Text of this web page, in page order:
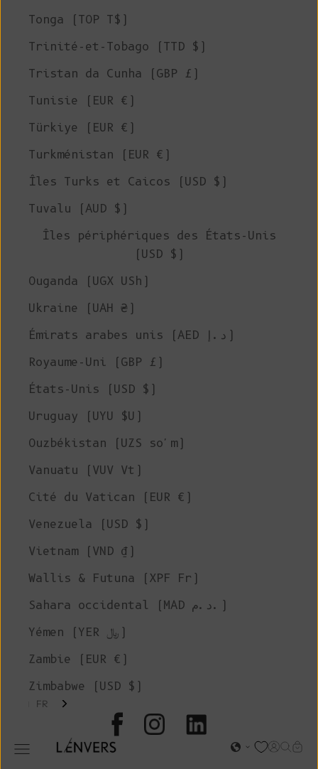
L'ENVERS
Ouvrir le menu de navigation Page
Tonga (TOP T$)
Trinité-et-Tobago (TTD $)
Tristan da Cunha (GBP £)
Tunisie (EUR €)
Türkiye (EUR €)
Turkménistan (EUR €)
Îles Turks et Caicos (USD $)
Tuvalu (AUD $)
Îles périphériques des États-Unis
(USD $)
Ouganda (UGX USh)
Ukraine (UAH ₴)
Émirats arabes unis (AED د.إ)
Royaume-Uni (GBP £)
États-Unis (USD $)
Uruguay (UYU $U)
Ouzbékistan (UZS so'm)
Vanuatu (VUV Vt)
Cité du Vatican (EUR €)
Venezuela (USD $)
Vietnam (VND ₫)
Wallis & Futuna (XPF Fr)
Sahara occidental (MAD د.م.)
Yémen (YER ﷼)
Zambie (EUR €)
Zimbabwe (USD $)
FR